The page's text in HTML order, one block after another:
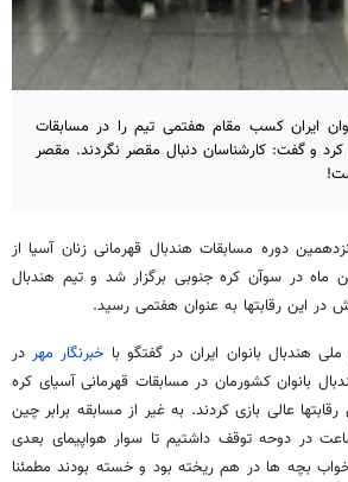
ایران کسب مقام هفتمی تیم را در مسابقات
کرد و گفت: کارشناسان دنبال مقصر نگردند. مقصر
دوره مسابقات هندبال قهرمانی زنان آسیا از
ماه در سوآن کره جنوبی برگزار شد و تیم هندبال
این رقابتها به عنوان هفتمی رسید.
هندبال بانوان ایران در گفتگو با خبرنگار مهر در
بانوان کشورمان در مسابقات قهرمانی آسیای کره
عالی بازی کردند. به غیر از مسابقه برابر چین
خسته بودند. ما ۱۳ ساعت در دوحه توقف داشتیم تا سوار هواپیمای بعدی
بچه ها در هم ریخته بود و خسته بودند مطمئنا